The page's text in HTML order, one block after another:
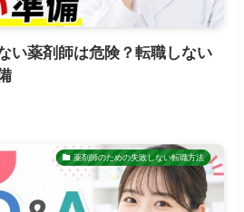
い薬剤師は危険？転職しない
薬剤師のための失敗しない転職方法